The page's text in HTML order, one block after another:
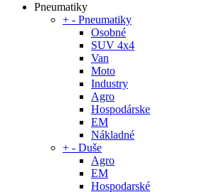
Pneumatiky
+ - Pneumatiky
Osobné
SUV 4x4
Van
Moto
Industry
Agro
Hospodárske
EM
Nákladné
+ - Duše
Agro
EM
Hospodarské